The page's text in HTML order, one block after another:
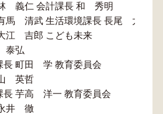
義仁 会計課長 和 秀明
馬 清武 生活環境課長 長尾 太志
江 吉郎 こども未来
泰弘
長 町田 学 教育委員会
英哲
長 芋高 洋一 教育委員会
井 徹